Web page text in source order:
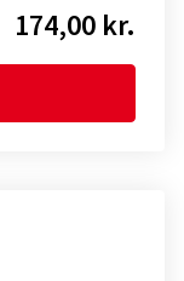
174,00 kr.